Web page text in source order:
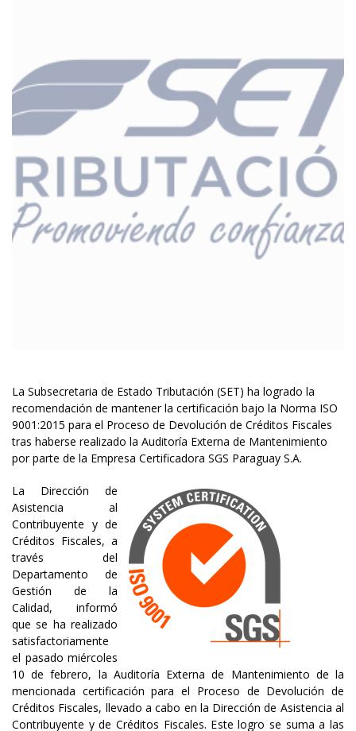
La Subsecretaria de Estado Tributación (SET) ha logrado la
recomendación de mantener la certificación bajo la Norma ISO
9001:2015 para el Proceso de Devolución de Créditos Fiscales
tras haberse realizado la Auditoría Externa de Mantenimiento
por parte de la Empresa Certificadora SGS Paraguay S.A.
La Dirección de
Asistencia al
Contribuyente y de
Créditos Fiscales, a
través del
Departamento de
Gestión de la
Calidad, informó
que se ha realizado
satisfactoriamente
el pasado miércoles
10 de febrero, la Auditoría Externa de Mantenimiento de la
mencionada certificación para el Proceso de Devolución de
Créditos Fiscales, llevado a cabo en la Dirección de Asistencia al
Contribuyente y de Créditos Fiscales. Este logro se suma a las